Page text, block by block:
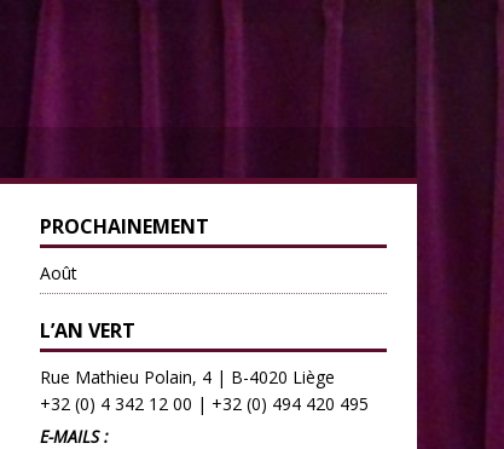
PROCHAINEMENT
Août
L’AN VERT
Rue Mathieu Polain, 4 | B-4020 Liège
+32 (0) 4 342 12 00 | +32 (0) 494 420 495
E-MAILS :